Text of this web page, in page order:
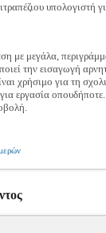
με μεγάλα,
την εισαγωγή
χρήσιμο για τη
εργασία οπουδήποτε.